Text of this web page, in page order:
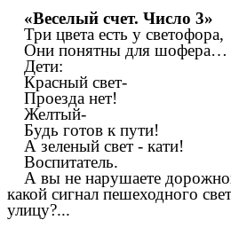
«Веселый счет. Число 3»
Три цвета есть у светофора,
Они понятны для шофера…
Дети:
Красный свет-
Проезда нет!
Желтый-
Будь готов к пути!
А зеленый свет - кати!
Воспитатель.
А вы не нарушаете
какой сигнал пешеходного
улицу?...